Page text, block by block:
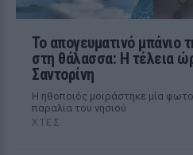
Το απογευματινό μπάνιο
στη θάλασσα: Η τέλεια
Σαντορίνη
Η ηθοποιός μοιράστηκε μία
παραλία του νησιού
ΧΤΕΣ